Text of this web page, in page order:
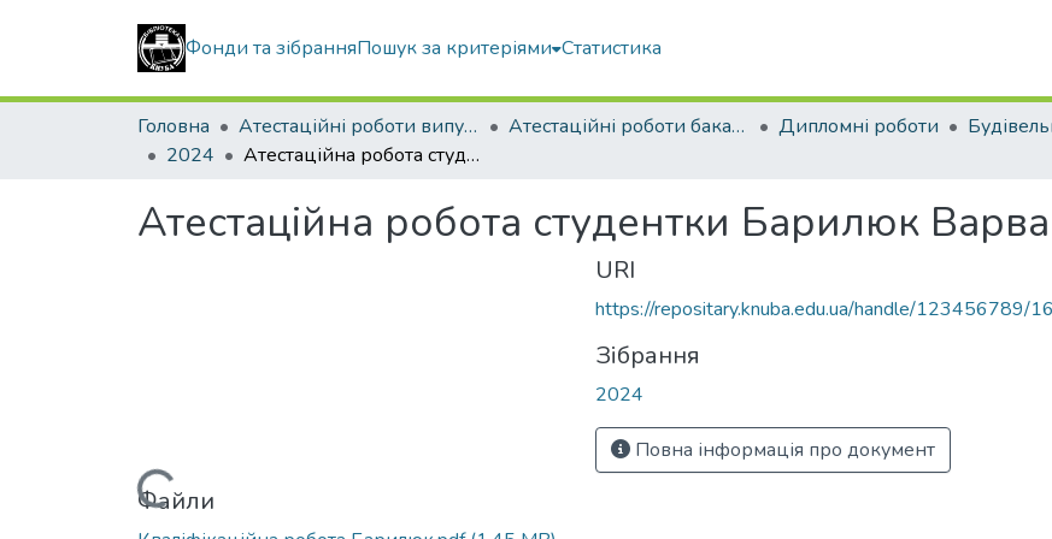
Фонди та зібранняПошук за критеріями Статистика
Головна Атестаційні роботи випускників Атестаційні роботи бакалаврів Дипломні роботи
2024
Атестаційна робота студентки Барилюк Варвари Сергіїївни
Атестаційна робота студентки Барилюк
Файли
URI
https://repositary.knuba.edu.ua/handle/123456789/
Зібрання
2024
Повна інформація про документ